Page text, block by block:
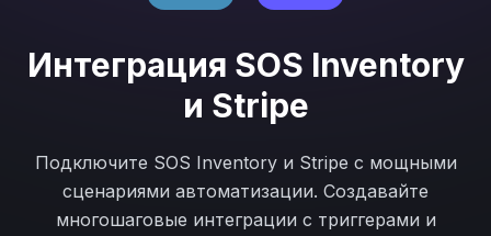
Интеграция SOS Inventory
и Stripe
Подключите SOS Inventoryи Stripe с мощными
сценариями автоматизации. Создавайте
многошаговые интеграции с триггерами и